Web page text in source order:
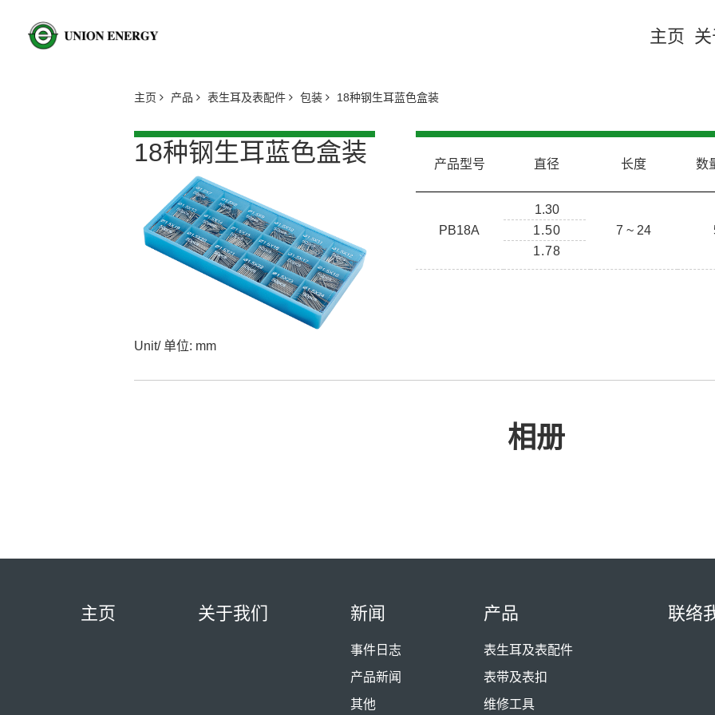
主页
主页 产品 表生耳及表配件 包装 18种钢生耳蓝色盒装
18种钢生耳蓝色盒装
Unit/ 单位: mm
产品型号 直径 长度 数
PB18A
1.30
1.50
1.78
7 ~ 24
相册
主页 关于我们 新闻
事件日志
产品新闻
其他
产品
表生耳及表配件
表带及表扣
维修工具
联络